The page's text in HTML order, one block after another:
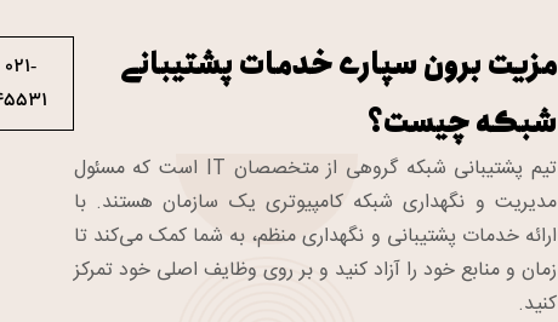
مزیت برون سپاری خدمات پشتیبانی
شبکه چیست؟
تیم پشتیبانی شبکه گروهی از متخصصان IT است که مسئول
مدیریت و نگهداری شبکه کامپیوتری یک سازمان هستند. با
ارائه خدمات پشتیبانی و نگهداری منظم، به شما کمک می‌کند تا
زمان و منابع خود را آزاد کنید و بر روی وظایف اصلی خود تمرکز
کنید.
021-